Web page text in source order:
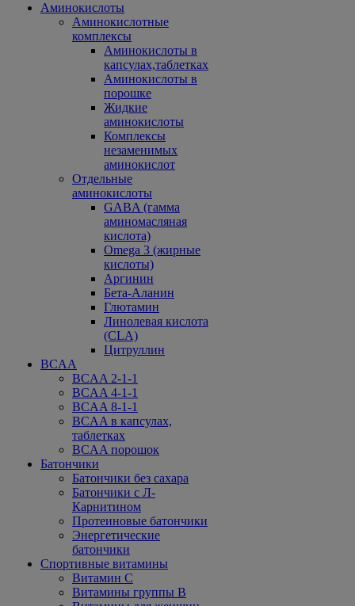
Аминокислоты
Аминокислотные
комплексы
Аминокислоты в
капсулах,таблетках
Аминокислоты в
порошке
Жидкие
аминокислоты
Комплексы
незаменимых
аминокислот
Отдельные
аминокислоты
GABA (гамма
аминомасляная
кислота)
Omega 3 (жирные
кислоты)
Аргинин
Бета-Аланин
Глютамин
Линолевая кислота
(CLA)
Цитруллин
BCAA
BCAA 2-1-1
BCAA 4-1-1
BCAA 8-1-1
BCAA в капсулах,
таблетках
BCAA порошок
Батончики
Батончики без сахара
Батончики с Л-
Карнитином
Протеиновые батончики
Энергетические
батончики
Спортивные витамины
Витамин С
Витамины группы В